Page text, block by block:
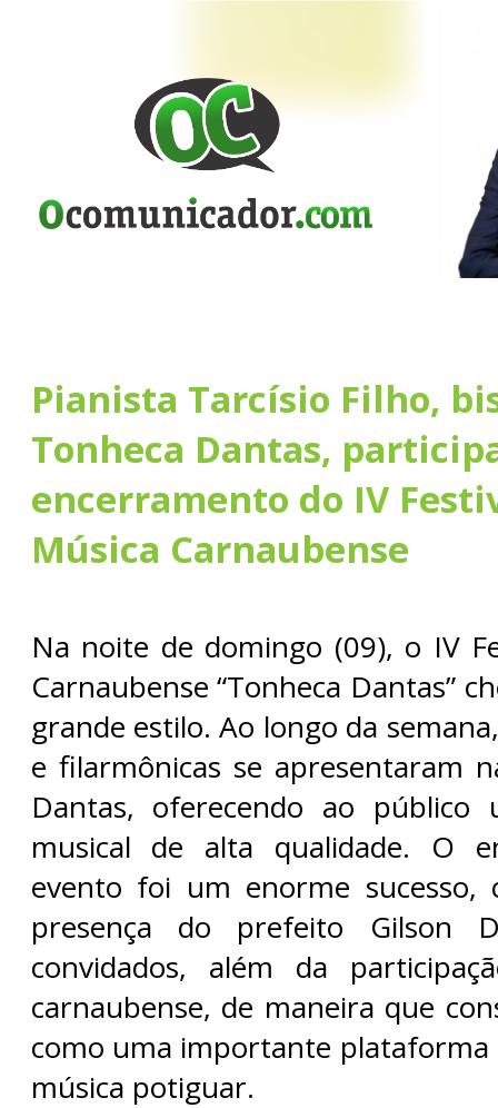
Pianista Tarcísio Filho,
Tonheca Dantas,
encerramento do IV
Música Carnaubense
Na noite de domingo (09), o IV
Carnaubense “Tonheca Dantas”
grande estilo. Ao longo da
e filarmônicas se apresentaram
Dantas, oferecendo ao público
musical de alta qualidade. O
evento foi um enorme sucesso,
presença do prefeito Gilson
convidados, além da
carnaubense, de maneira que
como uma importante plataforma
música potiguar.